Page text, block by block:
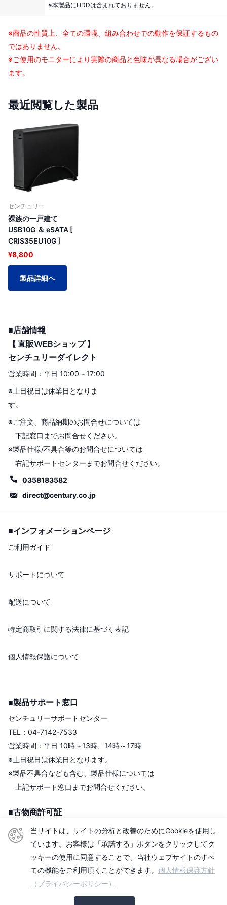
※本製品にHDDは含まれておりません。
※商品の性質上、全ての環境、組み合わせでの動作を保証するもの
ではありません。
※ご使用のモニターにより実際の商品と色味が異なる場合がござい
ます。
最近閲覧した製品
センチュリー
裸族の一戸建て
USB10G ＆ eSATA [
CRIS35EU10G ]
¥8,800
製品詳細へ
■店舗情報
【 直販WEBショップ 】
センチュリーダイレクト
営業時間：平日 10:00～17:00
※土日祝日は休業日となりま
す。
※ご注文、商品納期のお問合せについては
下記窓口までお問合せください。
※製品仕様/不具合等のお問合せについては
右記サポートセンターまでお問合せください。
0358183582
direct@century.co.jp
■インフォメーションページ
ご利用ガイド
サポートについて
配送について
特定商取引に関する法律に基づく表記
個人情報保護について
■製品サポート窓口
センチュリーサポートセンター
TEL：04-7142-7533
営業時間：平日 10時～13時、14時～17時
※土日祝日は休業日となります。
※製品不具合なども含む、製品仕様については
上記サポート窓口までお問合せください。
■古物商許可証
株式会社センチュリー
＜古物商許可証＞
東京都公安委員会
第306609903513号
■適格請求書発行事業者
当サイトは、サイトの分析と改善のためにCookieを使用し
ています。お客様は「承諾する」ボタンをクリックしてク
ッキーの使用に同意することで、当社ウェブサイトのすべ
ての機能をご利用頂くことができます。 個人情報保護方針
（プライバシーポリシー）